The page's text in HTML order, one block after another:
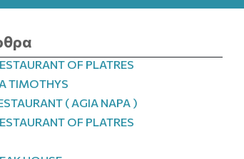
OF PLATRES
TIMOTHYS
( AGIA NAPA )
OF PLATRES